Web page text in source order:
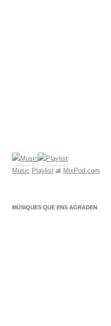
Music Playlist at MixPod.com
MÚSIQUES QUE ENS AGRADEN